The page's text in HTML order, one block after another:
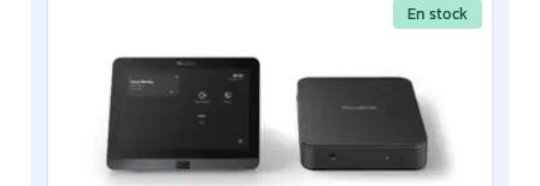
En stock